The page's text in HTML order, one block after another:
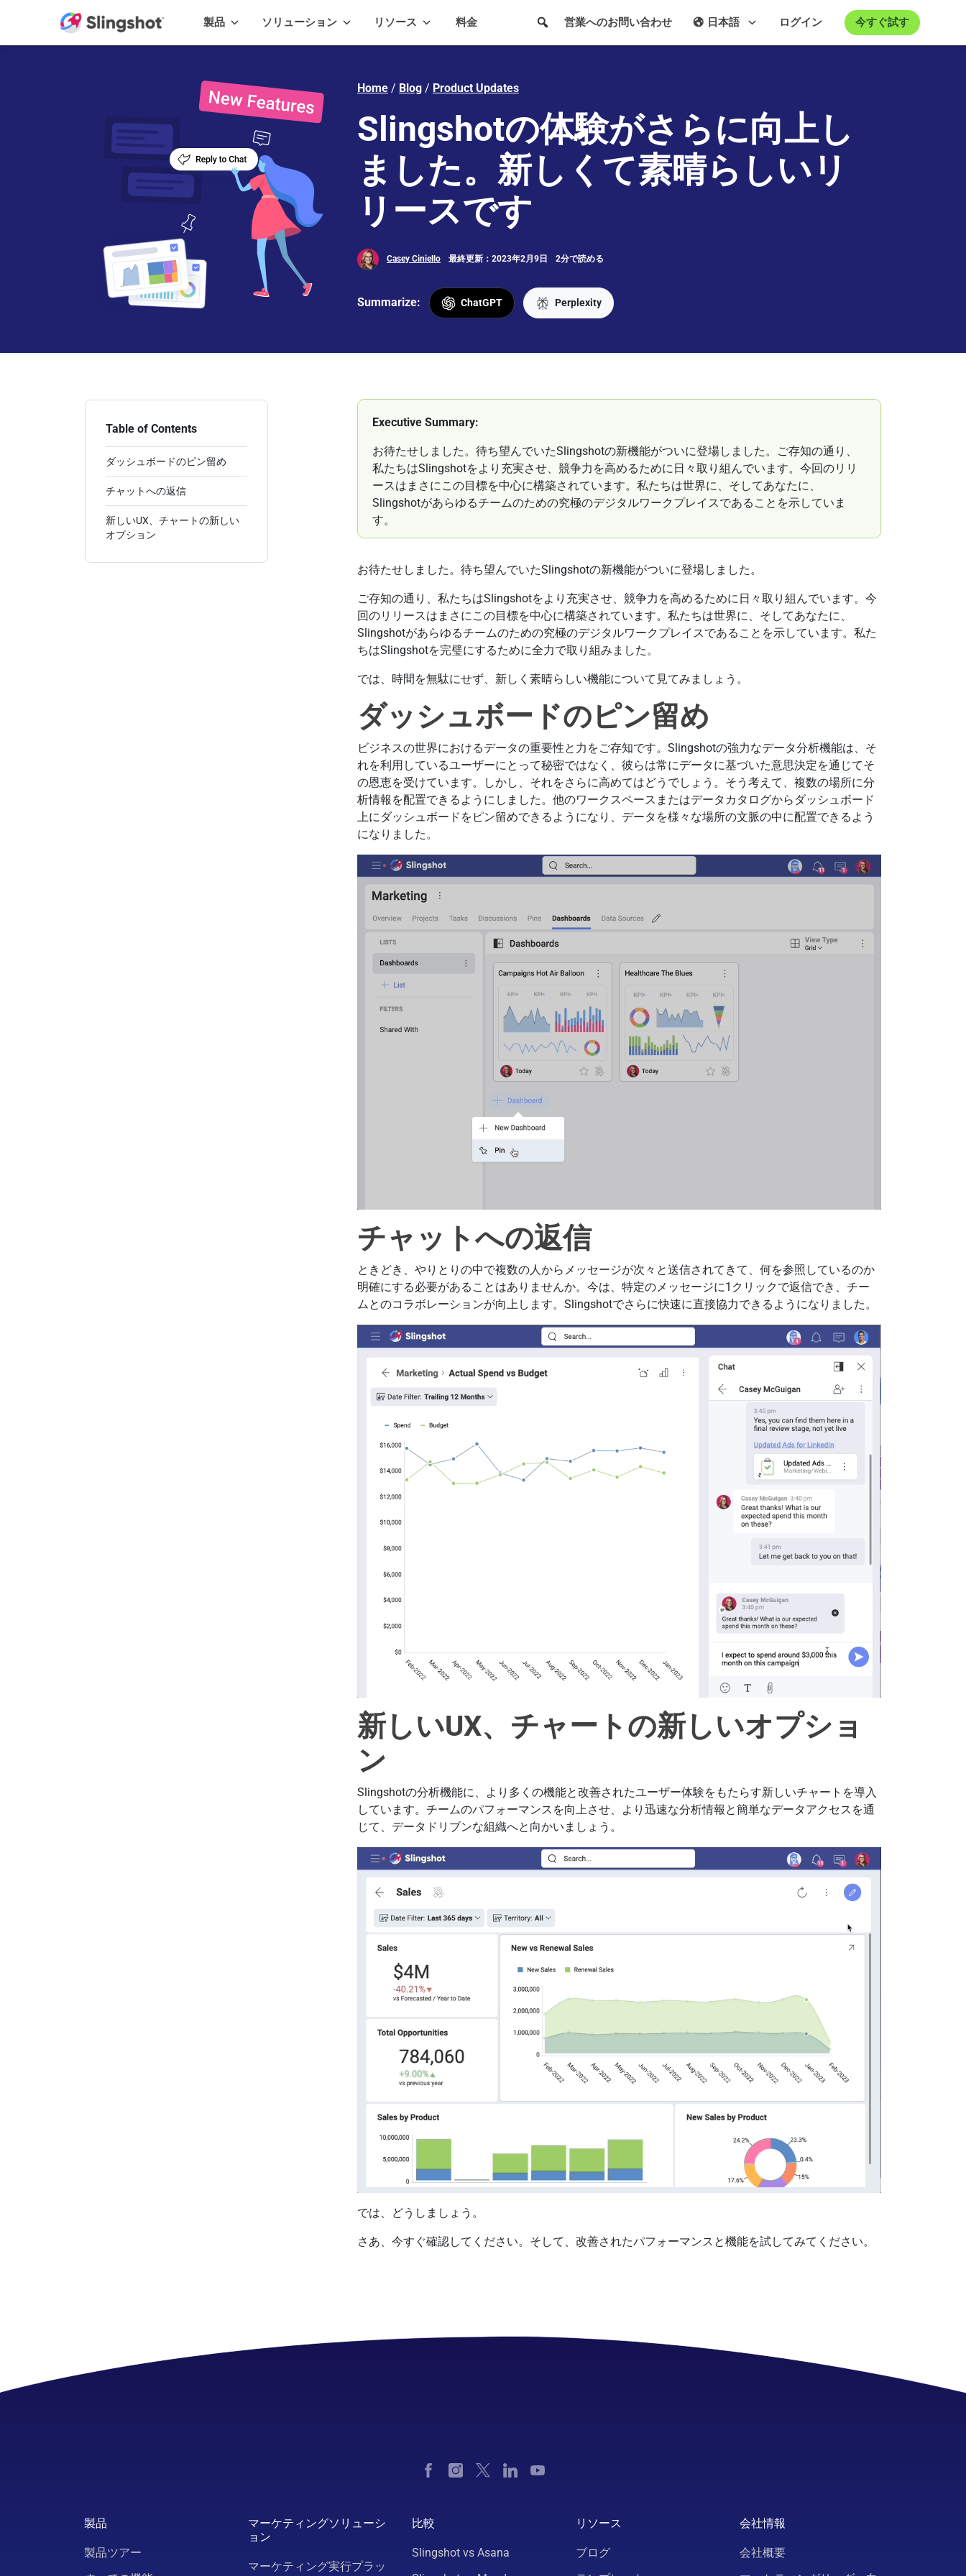
製品 ソリューション リソース 料金 今すぐ試す
ログイン
日本語
営業へのお問い合わせ
Home / Blog / Product Updates
Slingshotの体験がさらに向上し
ました。新しくて素晴らしいリ
リースです
Casey Ciniello 最終更新：2023年2月9日 2分で読める
Summarize: ChatGPT Perplexity
Table of Contents
ダッシュボードのピン留め
チャットへの返信
新しいUX、チャートの新しい
オプション
Executive Summary:
お待たせしました。待ち望んでいたSlingshotの新機能がついに登場しました。ご存知の通り、
私たちはSlingshotをより充実させ、競争力を高めるために日々取り組んでいます。今回のリリ
ースはまさにこの目標を中心に構築されています。私たちは世界に、そしてあなたに、
Slingshotがあらゆるチームのための究極のデジタルワークプレイスであることを示していま
す。
お待たせしました。待ち望んでいたSlingshotの新機能がついに登場しました。
ご存知の通り、私たちはSlingshotをより充実させ、競争力を高めるために日々取り組んでいます。今
回のリリースはまさにこの目標を中心に構築されています。私たちは世界に、そしてあなたに、
Slingshotがあらゆるチームのための究極のデジタルワークプレイスであることを示しています。私た
ちはSlingshotを完璧にするために全力で取り組みました。
では、時間を無駄にせず、新しく素晴らしい機能について見てみましょう。
ダッシュボードのピン留め
ビジネスの世界におけるデータの重要性と力をご存知です。Slingshotの強力なデータ分析機能は、そ
れを利用しているユーザーにとって秘密ではなく、彼らは常にデータに基づいた意思決定を通じてそ
の恩恵を受けています。しかし、それをさらに高めてはどうでしょう。そう考えて、複数の場所に分
析情報を配置できるようにしました。他のワークスペースまたはデータカタログからダッシュボード
上にダッシュボードをピン留めできるようになり、データを様々な場所の文脈の中に配置できるよう
になりました。
チャットへの返信
ときどき、やりとりの中で複数の人からメッセージが次々と送信されてきて、何を参照しているのか
明確にする必要があることはありませんか。今は、特定のメッセージに1クリックで返信でき、チー
ムとのコラボレーションが向上します。Slingshotでさらに快速に直接協力できるようになりました。
新しいUX、チャートの新しいオプショ
ン
Slingshotの分析機能に、より多くの機能と改善されたユーザー体験をもたらす新しいチャートを導入
しています。チームのパフォーマンスを向上させ、より迅速な分析情報と簡単なデータアクセスを通
じて、データドリブンな組織へと向かいましょう。
では、どうしましょう。
さあ、今すぐ確認してください。そして、改善されたパフォーマンスと機能を試してみてください。
製品
製品ツアー
マーケティングソリューシ
ョン
マーケティング実行プラッ
比較
Slingshot vs Asana
リソース
ブログ
会社情報
会社概要